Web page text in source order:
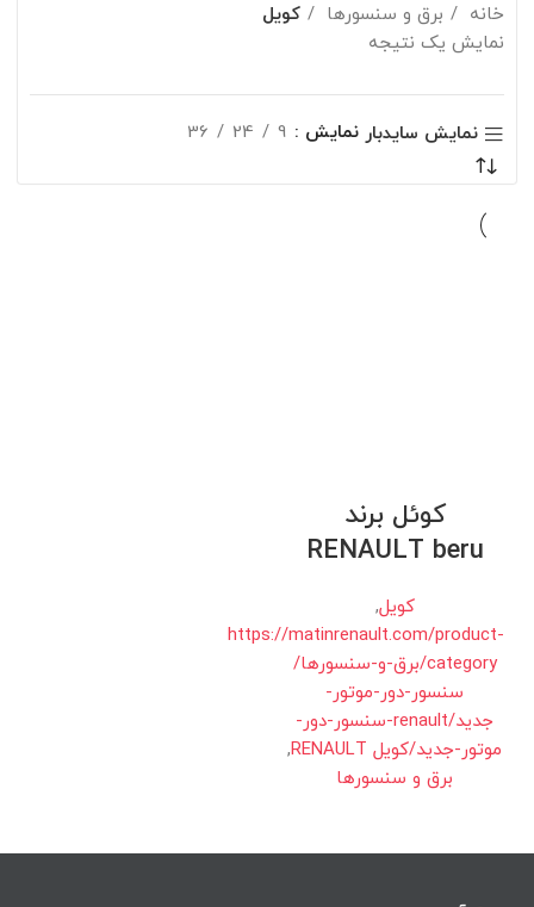
خانه برق و سنسورها
کویل
نمایش یک نتیجه
نمایش سایدبار نمایش 9
24
36
کوئل برند
RENAULT beru
کویل,
https://matinrenault.com/product-
category/برق-و-سنسورها/
سنسور-دور-موتور-
جدید/renault-سنسور-دور-
موتور-جدید/کویل RENAULT
,
برق و سنسورها